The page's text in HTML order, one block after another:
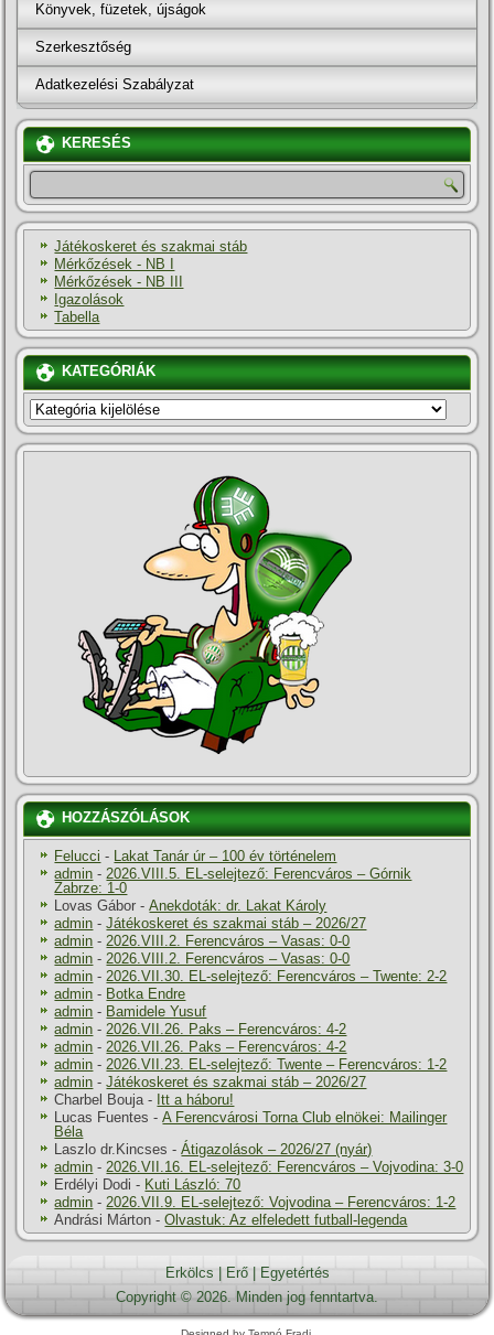
Könyvek, füzetek, újságok
Szerkesztőség
Adatkezelési Szabályzat
KERESÉS
Játékoskeret és szakmai stáb
Mérkőzések - NB I
Mérkőzések - NB III
Igazolások
Tabella
KATEGÓRIÁK
KATEGÓRIÁK
HOZZÁSZÓLÁSOK
Felucci - Lakat Tanár úr – 100 év történelem
admin -2026.VIII.5. EL-selejtező: Ferencváros – Górnik
Zabrze: 1-0
Lovas Gábor -Anekdoták: dr. Lakat Károly
admin -Játékoskeret és szakmai stáb – 2026/27
admin -2026.VIII.2. Ferencváros – Vasas: 0-0
admin -2026.VIII.2. Ferencváros – Vasas: 0-0
admin -2026.VII.30. EL-selejtező: Ferencváros – Twente: 2-2
admin - Botka Endre
admin - Bamidele Yusuf
admin -2026.VII.26. Paks – Ferencváros: 4-2
admin -2026.VII.26. Paks – Ferencváros: 4-2
admin -2026.VII.23. EL-selejtező: Twente – Ferencváros: 1-2
admin -Játékoskeret és szakmai stáb – 2026/27
Charbel Bouja- Itt a háboru!
Lucas Fuentes -A Ferencvárosi Torna Club elnökei: Mailinger
Béla
Laszlo dr.Kincses -Átigazolások – 2026/27 (nyár)
admin -2026.VII.16. EL-selejtező: Ferencváros – Vojvodina: 3-0
Erdélyi Dodi - Kuti László: 70
admin -2026.VII.9. EL-selejtező: Vojvodina – Ferencváros: 1-2
Andrási Márton -Olvastuk: Az elfeledett futball-legenda
Erkölcs Erő|
Egyetértés
Copyright © 2026. Minden jog fenntartva.